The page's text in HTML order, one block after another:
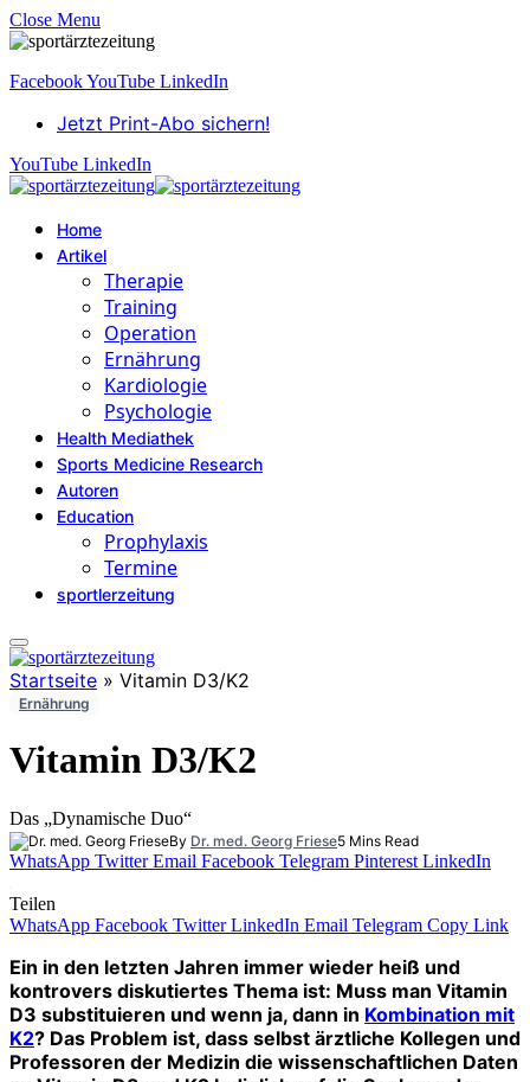
Close Menu
FacebookYouTube LinkedIn
Jetzt Print-Abo sichern!
YouTube LinkedIn
Home
Artikel
Therapie
Training
Operation
Ernährung
Kardiologie
Psychologie
Health Mediathek
Sports Medicine Research
Autoren
Education
Prophylaxis
Termine
sportlerzeitung
Startseite » Vitamin D3/K2
Ernährung
Vitamin D3/K2
Das „Dynamische Duo“
By Dr. med. Georg Friese5 Mins Read
WhatsApp Twitter Email Facebook Telegram Pinterest LinkedIn
Teilen
WhatsApp Facebook Twitter LinkedIn Email Telegram Copy Link
Ein in den letzten Jahren immer wieder heiß und
kontrovers diskutiertes Thema ist: Muss man Vitamin
D3 substituieren und wenn ja, dann in Kombination mit
K2? Das Problem ist, dass selbst ärztliche Kollegen und
Professoren der Medizin die wissenschaftlichen Daten